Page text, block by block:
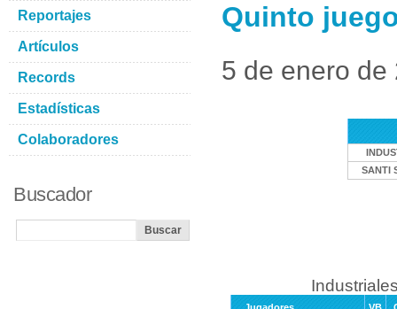
Quinto
5 de enero de
SANTI
Reportajes
Artículos
Records
Estadísticas
Colaboradores
Buscador